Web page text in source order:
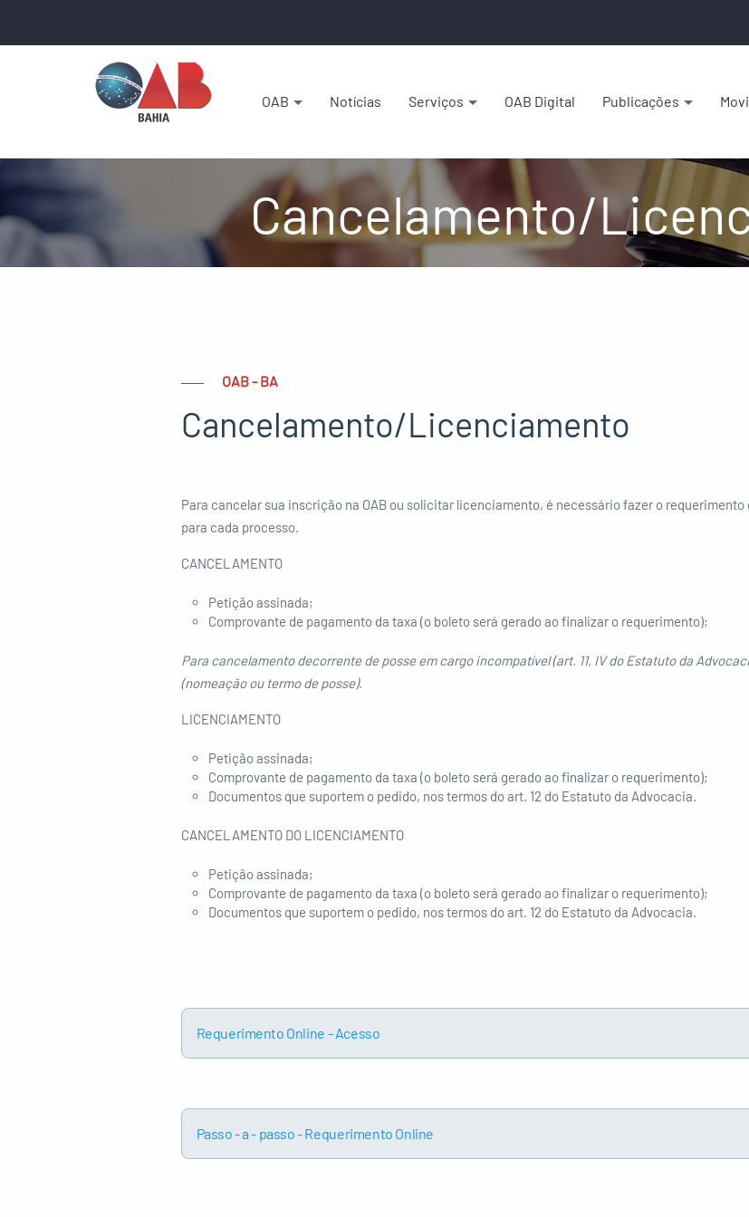
OAB Notícias Serviços OAB Digital Publicações
Cancelamento/
OAB - BA
Cancelamento/Licenciamento
Para cancelar sua inscrição na OAB ou solicitar licenciamento, é necessário fazer o
para cada processo.
CANCELAMENTO
Petição assinada;
Comprovante de pagamento da taxa (o boleto será gerado ao finalizar o requerimento);
Para cancelamento decorrente de posse em cargo incompatível (art. 11, IV do Estatuto da
(nomeação ou termo de posse).
LICENCIAMENTO
Petição assinada;
Comprovante de pagamento da taxa (o boleto será gerado ao finalizar o requerimento);
Documentos que suportem o pedido, nos termos do art. 12 do Estatuto da Advocacia.
CANCELAMENTO DO LICENCIAMENTO
Petição assinada;
Comprovante de pagamento da taxa (o boleto será gerado ao finalizar o requerimento);
Documentos que suportem o pedido, nos termos do art. 12 do Estatuto da Advocacia.
Requerimento Online - Acesso
Passo - a - passo - Requerimento Online